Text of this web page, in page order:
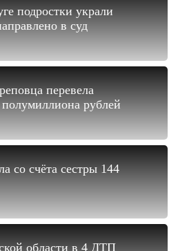
подростки украли
в суд
перевела
рублей
со счёта сестры 144
области в 4 ДТП